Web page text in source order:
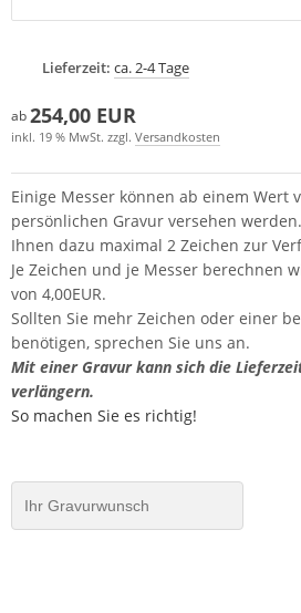
Lieferzeit: ca. 2-4 Tage
ab254,00 EUR
inkl. 19 % MwSt. zzgl. Versandkosten
Einige Messer können ab einem Wert
persönlichen Gravur versehen
Ihnen dazu maximal 2 Zeichen zur
Je Zeichen und je Messer berechnen
von 4,00EUR.
Sollten Sie mehr Zeichen oder einer
benötigen, sprechen Sie uns an.
Mit einer Gravur kann sich die
verlängern.
So machen Sie es richtig!